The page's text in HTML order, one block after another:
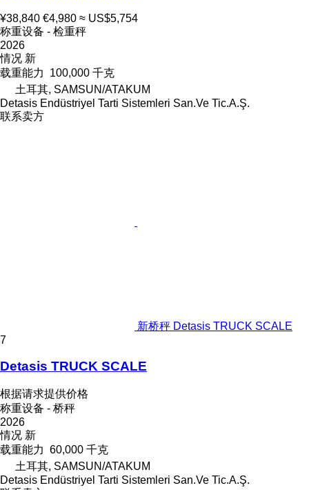
¥38,840 €4,980 ≈ US$5,754
称重设备 - 检重秤
2026
情况 新
载重能力
100,000 千克
土耳其, SAMSUN/ATAKUM
Detasis Endüstriyel Tarti Sistemleri San.Ve Tic.A.Ş.
联系卖方
新桥秤 Detasis TRUCK SCALE
7
Detasis TRUCK SCALE
根据请求提供价格
称重设备 - 桥秤
2026
情况 新
载重能力 60,000 千克
土耳其, SAMSUN/ATAKUM
Detasis Endüstriyel Tarti Sistemleri San.Ve Tic.A.Ş.